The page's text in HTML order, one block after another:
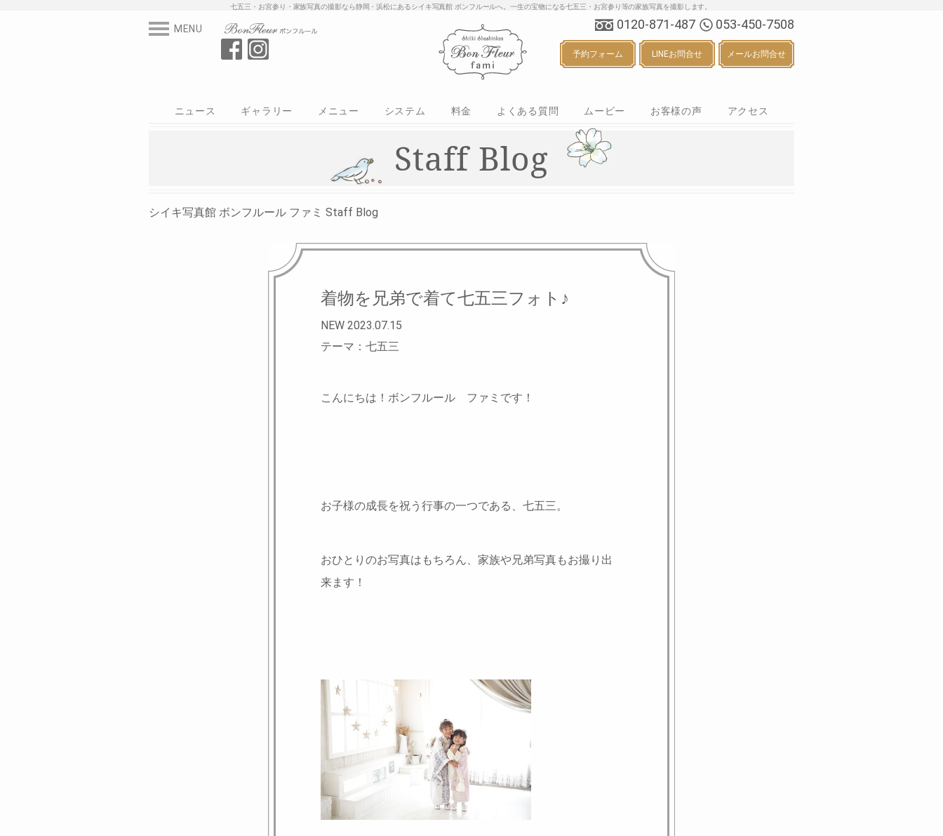
七五三・お宮参り・家族写真の撮影なら静岡・浜松にあるシイキ写真館 ボンフルールへ。一生の宝物になる七五三・お宮参り等の家族写真を撮影します。
MENU 0120-871-487 053-450-7508
予約フォーム LINEお問合せ メールお問合せ
ニュース
ギャラリー
メニュー
システム 料金 よくある質問 ムービー お客様の声 アクセス
Staff Blog
シイキ写真館 ボンフルール ファミ Staff Blog
着物を兄弟で着て七五三フォト♪
NEW 2023.07.15
テーマ：七五三
こんにちは！ボンフルール ファミです！
お子様の成長を祝う行事の一つである、七五三。
おひとりのお写真はもちろん、家族や兄弟写真もお撮り出
来ます！